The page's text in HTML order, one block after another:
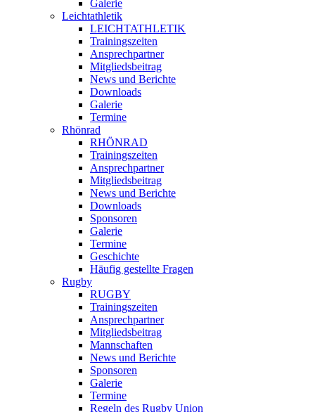
Galerie
Leichtathletik
LEICHTATHLETIK
Trainingszeiten
Ansprechpartner
Mitgliedsbeitrag
News und Berichte
Downloads
Galerie
Termine
Rhönrad
RHÖNRAD
Trainingszeiten
Ansprechpartner
Mitgliedsbeitrag
News und Berichte
Downloads
Sponsoren
Galerie
Termine
Geschichte
Häufig gestellte Fragen
Rugby
RUGBY
Trainingszeiten
Ansprechpartner
Mitgliedsbeitrag
Mannschaften
News und Berichte
Sponsoren
Galerie
Termine
Regeln des Rugby Union